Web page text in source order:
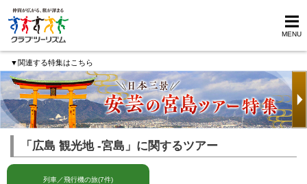
MENU
▼関連する特集はこちら
「広島 観光地 -宮島」に関するツアー
列車／飛行機の旅(7件)